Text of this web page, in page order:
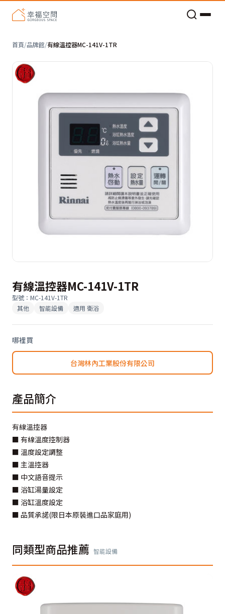
首頁/品牌館/有線溫控器MC-141V-1TR
有線溫控器MC-141V-1TR
型號 ： MC-141V-1TR
其他
智能設備 適用 衛浴
哪裡買
台灣林內工業股份有限公司
產品簡介
有線溫控器
■ 有線溫度控制器
■ 溫度設定調整
■ 主溫控器
■ 中文語音提示
■ 浴缸湯量設定
■ 浴缸溫度設定
■ 品質承諾(限日本原裝進口品家庭用)
同類型商品推薦 智能設備